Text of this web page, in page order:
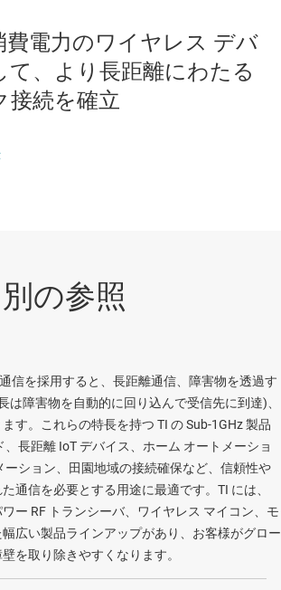
費電力のワイヤレス デバ
て、より長距離にわたる
接続を確立
の参照
信を採用すると、長距離通信、障害物を透過す
は障害物を自動的に回り込んで受信先に到達)、
す。これらの特長を持つ TI の Sub-1GHz 製品
長距離 IoT デバイス、ホーム オートメーショ
ーション、田園地域の接続確保など、信頼性や
通信を必要とする用途に最適です。TI には、
ー RF トランシーバ、ワイヤレス マイコン、モ
広い製品ラインアップがあり、お客様がグロー
を取り除きやすくなります。